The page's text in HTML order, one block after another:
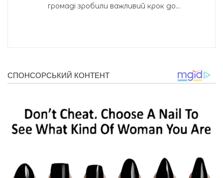
громаді зробили важливий крок до...